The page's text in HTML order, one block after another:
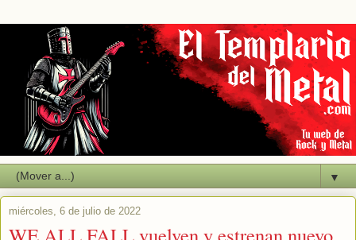
▼
miércoles, 6 de julio de 2022
WE ALL FALL vuelven y estrenan nuevo